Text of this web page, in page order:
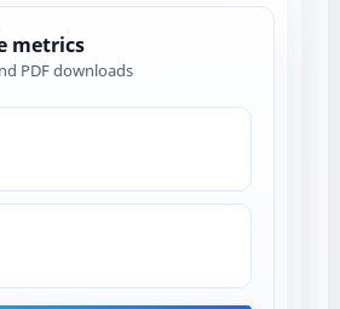
metrics
PDF downloads